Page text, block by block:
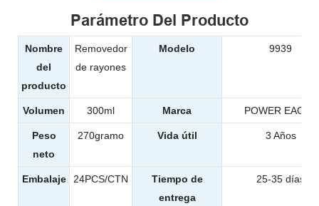
Parámetro Del Producto
Nombre
del
producto
Removedor
de rayones
Modelo 9939
Volumen 300ml Marca POWER EAGLE
Peso
neto
270gramo Vida útil 3 Años
Embalaje 24PCS/CTN
Tiempo de
entrega
25-35 días